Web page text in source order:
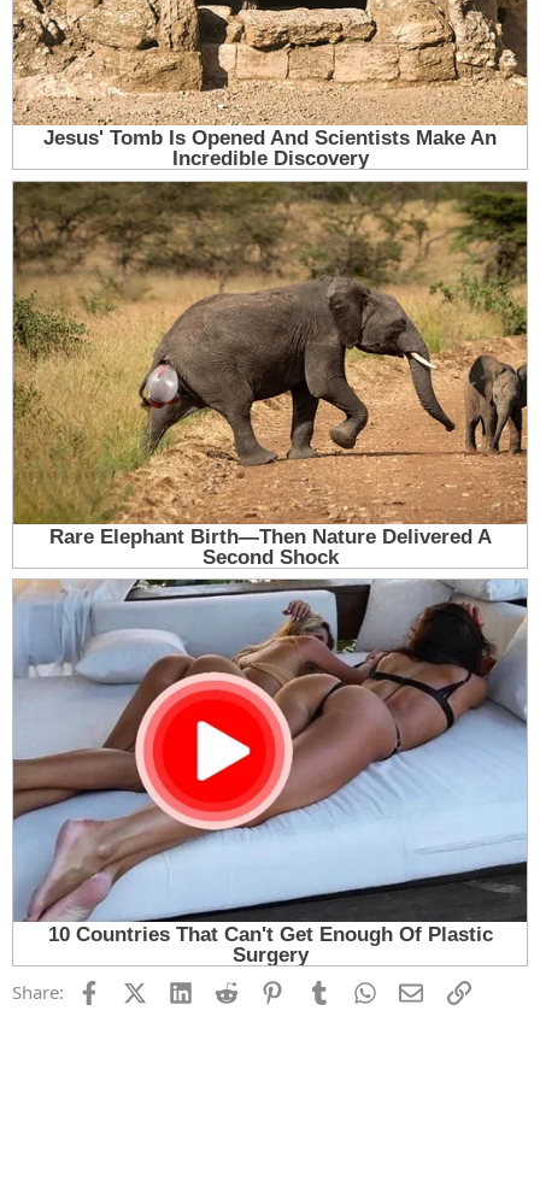
Share: FacebookX (Twitter)
LinkedInReddit PinterestTumblrWhatsApp
EmailLink